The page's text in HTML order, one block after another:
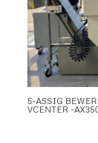
5-ASSIG
VCENTER -